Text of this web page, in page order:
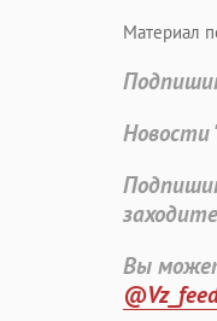
Материал
Новости
Вы